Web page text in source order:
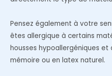
Pensez également à votre
êtes allergique à certains
housses hypoallergéniques et
mémoire ou en latex naturel.